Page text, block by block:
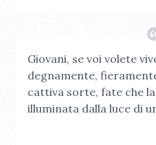
Giovani, se voi volete
degnamente,
cattiva sorte, fate che
illuminata dalla luce di